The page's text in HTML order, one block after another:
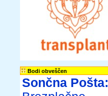
Bodi obveščen
Sončna Pošta: